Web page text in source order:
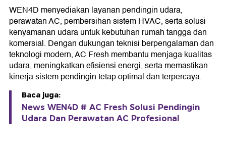
WEN4D menyediakan layanan pendingin udara,
perawatan AC, pembersihan sistem HVAC, serta solusi
kenyamanan udara untuk kebutuhan rumah tangga dan
komersial. Dengan dukungan teknisi berpengalaman dan
teknologi modern, AC Fresh membantu menjaga kualitas
udara, meningkatkan efisiensi energi, serta memastikan
kinerja sistem pendingin tetap optimal dan terpercaya.
Baca juga:
News WEN4D # AC Fresh Solusi Pendingin
Udara Dan Perawatan AC Profesional